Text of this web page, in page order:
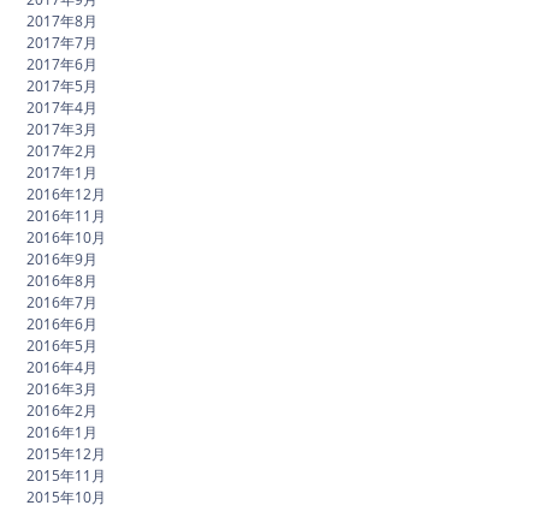
2017年8月
2017年7月
2017年6月
2017年5月
2017年4月
2017年3月
2017年2月
2017年1月
2016年12月
2016年11月
2016年10月
2016年9月
2016年8月
2016年7月
2016年6月
2016年5月
2016年4月
2016年3月
2016年2月
2016年1月
2015年12月
2015年11月
2015年10月